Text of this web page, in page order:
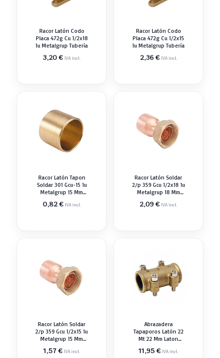
Racor Latón Codo
Placa 472g Cu 1/2x18
1u Metalgrup Tubería
3,20€ IVA incl.
Racor Latón Codo
Placa 472g Cu 1/2x15
1u Metalgrup Tubería
2,36€ IVA incl.
Racor Latón Tapon
Soldar 301 Gcu-15 1u
Metalgrup 15 Mm
0,82€ IVA incl.
Racor Latón Soldar
2/p 359 Gcu 1/2x18 1u
Metalgrup 18 Mm
2,09€ IVA incl.
Racor Latón Soldar
2/p 359 Gcu 1/2x15 1u
Metalgrup 15 Mm
1,57€ IVA incl.
Abrazadera
Tapaporos Latón 22
Mt 22 Mm Laton
11,95€ IVA incl.